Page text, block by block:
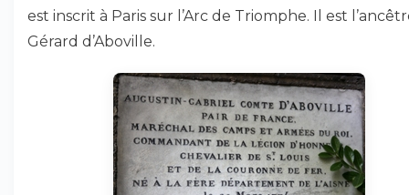
est inscrit à Paris sur l’Arc de Triomphe. Il est
Gérard d’Aboville.